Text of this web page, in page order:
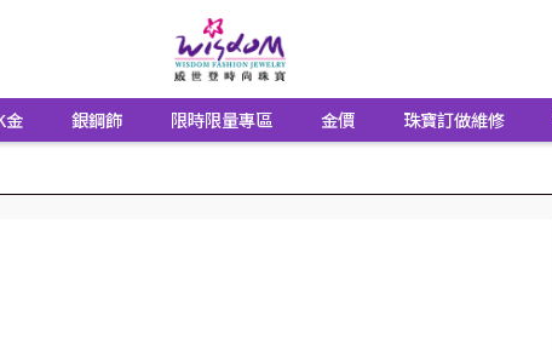
金 銀鋼飾 限時限量專區 金價 珠寶訂做維修